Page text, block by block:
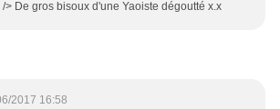
/> De gros bisoux d'une Yaoiste dégoutté x.x
2017 16:58